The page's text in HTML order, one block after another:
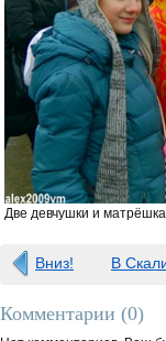
Две девчушки и матрёшка
Вниз! В
Комментарии (0)